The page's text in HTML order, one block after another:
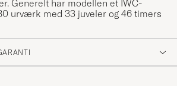
Generelt har modellen et IWC-
urværk med 33 juveler og 46 timers